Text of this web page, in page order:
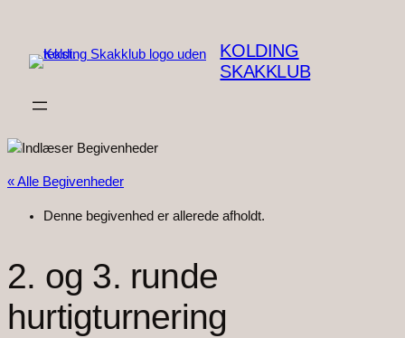
KOLDING
SKAKKLUB
« Alle Begivenheder
Denne begivenhed er allerede afholdt.
2. og 3. runde
hurtigturnering